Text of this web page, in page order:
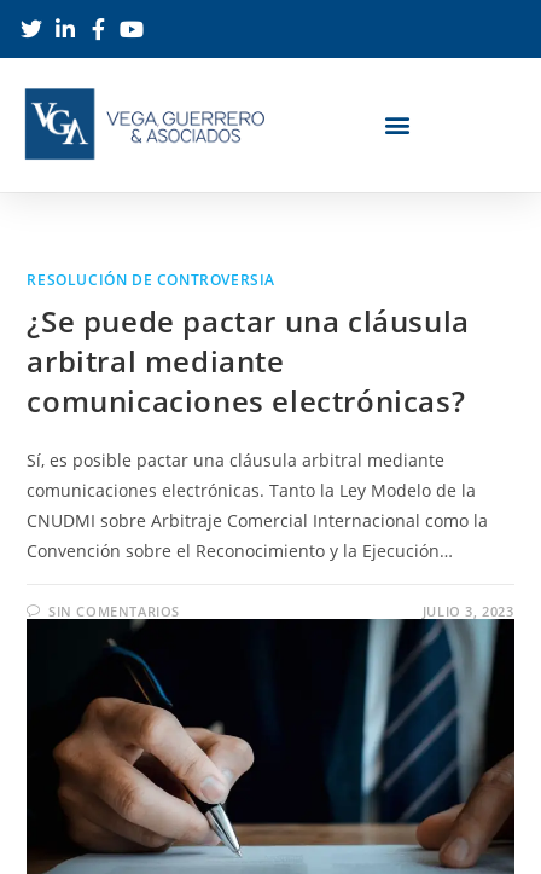
RESOLUCIÓN DE CONTROVERSIA
¿Se puede pactar una cláusula
arbitral mediante
comunicaciones electrónicas?
Sí, es posible pactar una cláusula arbitral mediante
comunicaciones electrónicas. Tanto la Ley Modelo de la
CNUDMI sobre Arbitraje Comercial Internacional como la
Convención sobre el Reconocimiento y la Ejecución…
SIN COMENTARIOS JULIO 3, 2023